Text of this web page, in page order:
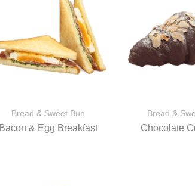
Bread & Sweet Bun
Bacon & Egg Breakfast
Bread &
Chocolate